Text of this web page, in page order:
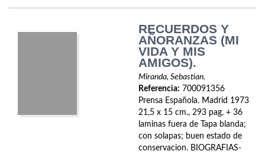
RECUERDOS Y
AÑORANZAS (MI
VIDA Y MIS
AMIGOS).
Miranda, Sebastian.
Referencia: 700091356
Prensa Española. Madrid 1973
21,5 x 15 cm., 293 pag. + 36
laminas fuera de Tapa blanda;
con solapas; buen estado de
conservacion. BIOGRAFIAS-